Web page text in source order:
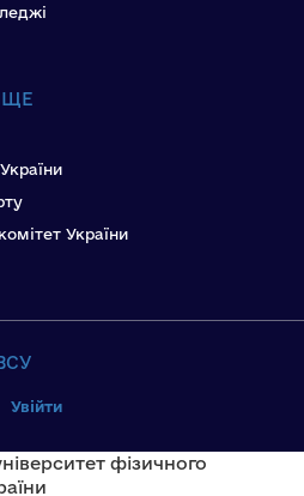
України
Увійти
фізичного